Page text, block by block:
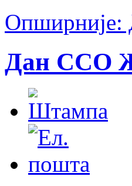
Опширније:
Дан ССО